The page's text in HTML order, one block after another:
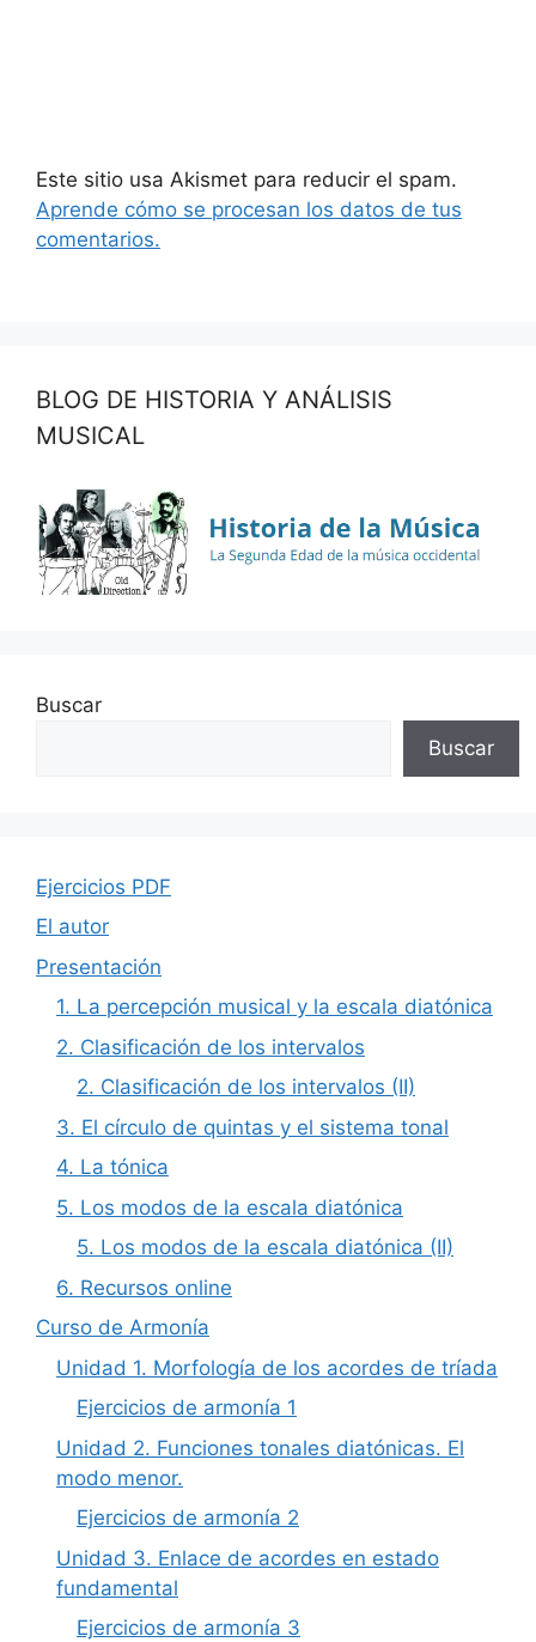
Este sitio usa Akismet para reducir el spam.
Aprende cómo se procesan los datos de tus
comentarios.
BLOG DE HISTORIA Y ANÁLISIS
MUSICAL
Buscar
Buscar
Ejercicios PDF
El autor
Presentación
1. La percepción musical y la escala diatónica
2. Clasificación de los intervalos
2. Clasificación de los intervalos (II)
3. El círculo de quintas y el sistema tonal
4. La tónica
5. Los modos de la escala diatónica
5. Los modos de la escala diatónica (II)
6. Recursos online
Curso de Armonía
Unidad 1. Morfología de los acordes de tríada
Ejercicios de armonía 1
Unidad 2. Funciones tonales diatónicas. El
modo menor.
Ejercicios de armonía 2
Unidad 3. Enlace de acordes en estado
fundamental
Ejercicios de armonía 3